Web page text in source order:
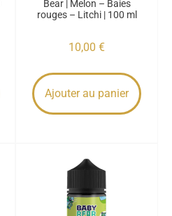
Bear | Melon – Baies
rouges – Litchi | 100 ml
10,00 €
Ajouter au panier